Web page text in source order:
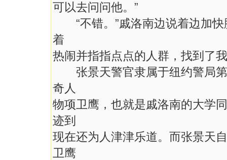
可以去问问他。”
“不错。”戚洛南边说着边加快
着
热闹并指指点点的人群，找到了
张景天警官隶属于纽约警局第
奇人
物项卫鹰，也就是戚洛南的大学
迹到
现在还为人津津乐道。而张景天
卫鹰